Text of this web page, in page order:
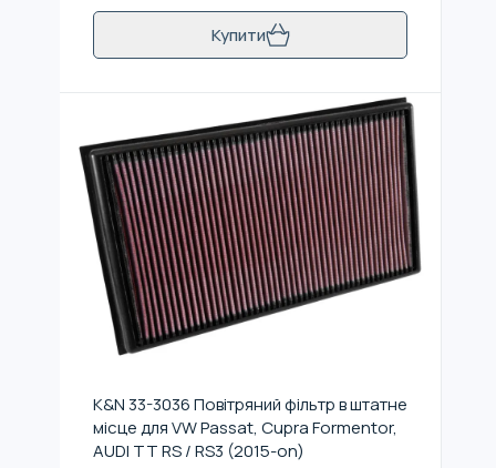
Купити
K&N 33-3036 Повітряний фільтр в штатне
місце для VW Passat, Cupra Formentor,
AUDI TT RS / RS3 (2015-on)